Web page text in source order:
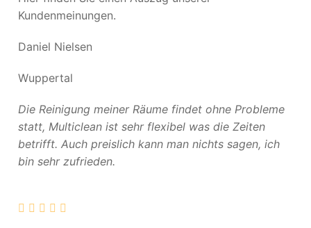
Kundenmeinungen.
Daniel Nielsen
Wuppertal
Die Reinigung meiner Räume findet ohne Probleme
statt, Multiclean ist sehr flexibel was die Zeiten
betrifft. Auch preislich kann man nichts sagen, ich
bin sehr zufrieden.